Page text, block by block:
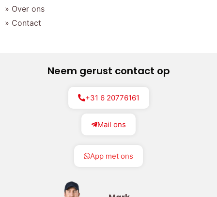
» Over ons
» Contact
Neem gerust contact op
+31 6 20776161
Mail ons
App met ons